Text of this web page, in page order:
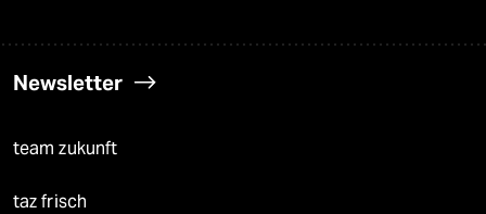
Newsletter
team zukunft
taz frisch